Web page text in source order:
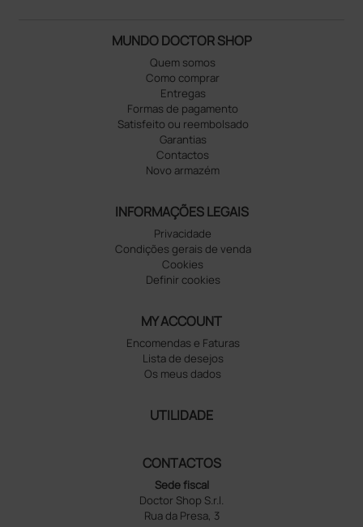
MUNDO DOCTOR SHOP
Quem somos
Como comprar
Entregas
Formas de pagamento
Satisfeito ou reembolsado
Garantias
Contactos
Novo armazém
INFORMAÇÕES LEGAIS
Privacidade
Condições gerais de venda
Cookies
Definir cookies
MY ACCOUNT
Encomendas e Faturas
Lista de desejos
Os meus dados
UTILIDADE
CONTACTOS
Sede fiscal
Doctor Shop S.r.l.
Rua da Presa, 3